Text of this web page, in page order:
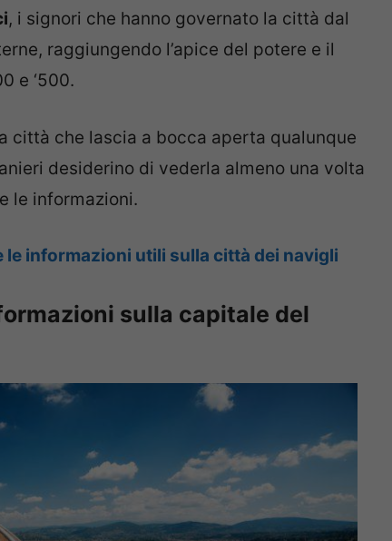
, i signori che hanno governato la città dal
raggiungendo l’apice del potere e il
e ‘500.
città che lascia a bocca aperta qualunque
desiderino di vederla almeno una volta
le informazioni.
le informazioni utili sulla città dei navigli
sulla capitale del